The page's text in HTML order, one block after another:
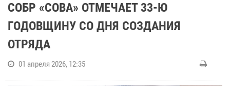
СОБР «СОВА» ОТМЕЧАЕТ 33-Ю
ГОДОВЩИНУ СО ДНЯ СОЗДАНИЯ
ОТРЯДА
01 апреля 2026, 12:35